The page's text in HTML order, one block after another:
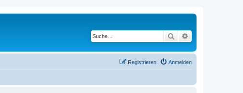
Suche
Anmelden
Registrieren